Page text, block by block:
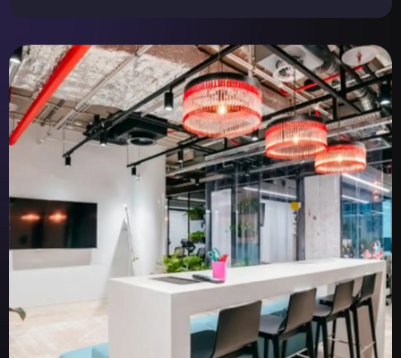
выбирайте основное направление — то, что вам понравилось
вторым — запасное направление. Если у вас не получится пройти
отбор по первому приоритету, мы рассмотрим вас по второму,
если в этом направлении останутся стажёрские позиции